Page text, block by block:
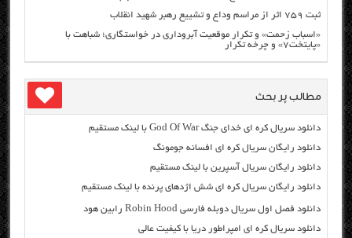
ثبت ۷۵۹ اثر از مراسم وداع و تشییع رهبر شهید انقلاب
«اسباب زحمت» و تکرار موقعیت آبروداری در خواستگاری؛ شباهت با
«پایتخت۷» و چرخه تکرار
مطالب پر بحث
دانلود سریال کره ای خدای جنگ God Of War با لینک مستقیم
دانلود رایگان سریال کره ای افسانه جومونگ
دانلود رایگان سریال آسپرین با لینک مستقیم
دانلود رایگان سریال کره ای شش اژدهای پرنده با لینک مستقیم
دانلود فصل اول سریال دوبله فارسی Robin Hood رابین هود
دانلود سریال کره ای امپراطور دریا با کیفیت عالی